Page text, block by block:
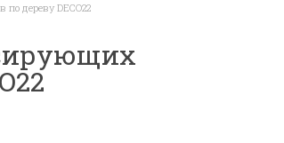
дереву DECO22